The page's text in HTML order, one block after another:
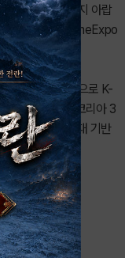
4일부터 7일까지 아랍
2026(Dubai GameExpo
로 운영했다.
관계자를 대상으로 K-
몰에 위치한 ‘코리아 3
판매 및 수출 확대 기반
확대